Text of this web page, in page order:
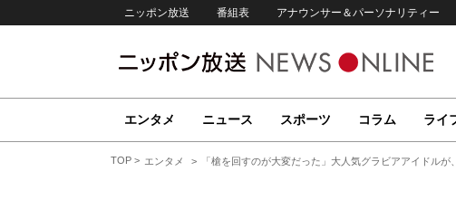
ニッポン放送 番組表 アナウンサー＆パーソナリティー
エンタメ ニュース スポーツ コラム ライ
TOP エンタメ 「槍を回すのが大変だった」大人気グラビアアイドルが